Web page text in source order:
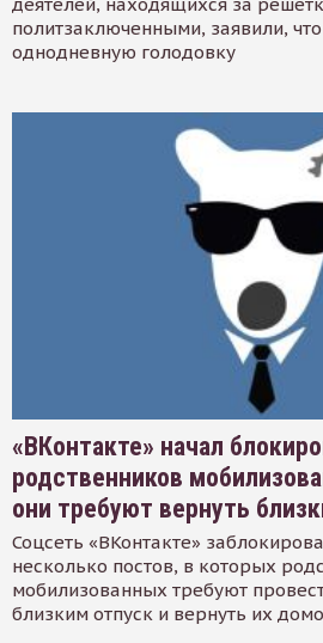
политзаключенными, заявили,
однодневную голодовку
«ВКонтакте» начал
родственников
они требуют вернуть
Соцсеть «ВКонтакте»
несколько постов, в которых
мобилизованных требуют
близким отпуск и вернуть их